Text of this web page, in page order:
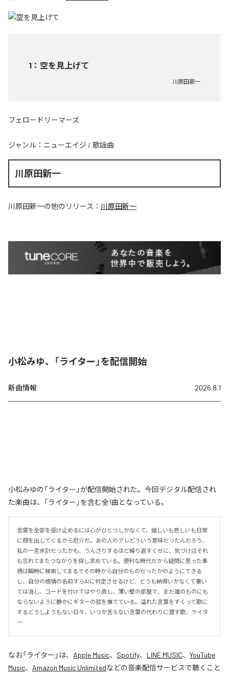
1 ： 空を見上げて
川原田新一
フェロードリーマーズ
ジャンル： ニューエイジ / 歌謡曲
川原田新一
川原田新一の他のリリース： 川原田新一
小松みゆ、「ライター」を配信開始
新曲情報 2026.8.1
小松みゆの「ライター」が配信開始された。今回デジタル配信され
た楽曲は、「ライター」を含む全1曲となっている。
言葉を全部を受け止めるには心がひとつしかなくて、嬉しいも悲しいも日常
に顔を出してくるから厄介だ。あの人のアレどういう意味だったんだろう、
私の一言余計だったかも、うんざりするほど繰り返すくせに、気づけばそれ
も忘れてまたつながりを探し求めている。便利な時代だから疑問に思った事
柄は瞬時に検索してまるでその時から自分のものだったかのようにできる
し、自分の感情の名前すらAIに判定させるけど、どうも納得いかなくて書い
ては消し、コードを付けてはやり直し、薄い壁の部屋で、まだ誰のものにも
ならないように静かにギターの弦を撫でている。溢れた言葉をすくって歌に
するどうしようもない日々、いつか言えない言葉の代わりに渡す歌、ライタ
ー
なお「ライター 」は、 Apple Music、 Spotify、 LINE MUSIC、 YouTube
Music、 Amazon Music Unlimitedなどの音楽配信サービスで聴くこと